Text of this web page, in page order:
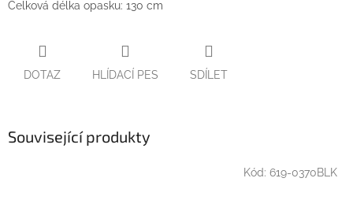
Celková délka opasku: 130 cm
DOTAZ HLÍDACÍ PES SDÍLET
Související produkty
Kód: 619-0370BLK